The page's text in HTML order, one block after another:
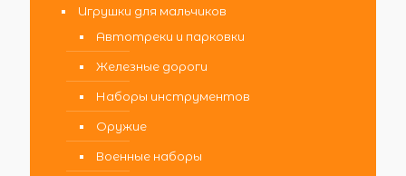
Игрушки для мальчиков
Автотреки и парковки
Железные дороги
Наборы инструментов
Оружие
Военные наборы